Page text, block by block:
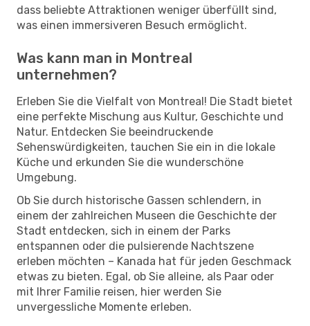
dass beliebte Attraktionen weniger überfüllt sind,
was einen immersiveren Besuch ermöglicht.
Was kann man in Montreal
unternehmen?
Erleben Sie die Vielfalt von Montreal! Die Stadt bietet
eine perfekte Mischung aus Kultur, Geschichte und
Natur. Entdecken Sie beeindruckende
Sehenswürdigkeiten, tauchen Sie ein in die lokale
Küche und erkunden Sie die wunderschöne
Umgebung.
Ob Sie durch historische Gassen schlendern, in
einem der zahlreichen Museen die Geschichte der
Stadt entdecken, sich in einem der Parks
entspannen oder die pulsierende Nachtszene
erleben möchten – Kanada hat für jeden Geschmack
etwas zu bieten. Egal, ob Sie alleine, als Paar oder
mit Ihrer Familie reisen, hier werden Sie
unvergessliche Momente erleben.